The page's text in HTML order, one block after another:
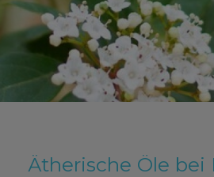
Ätherische Öle bei